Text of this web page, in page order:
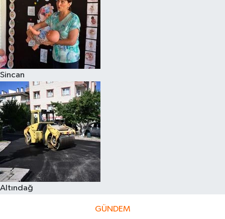
Sincan
Altındağ
GÜNDEM